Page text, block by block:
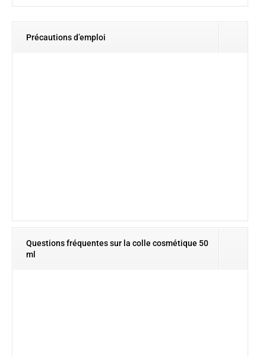
Précautions d’emploi
Questions fréquentes sur la colle cosmétique 50
ml